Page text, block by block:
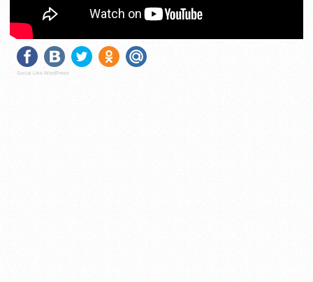
Social Like WordPress